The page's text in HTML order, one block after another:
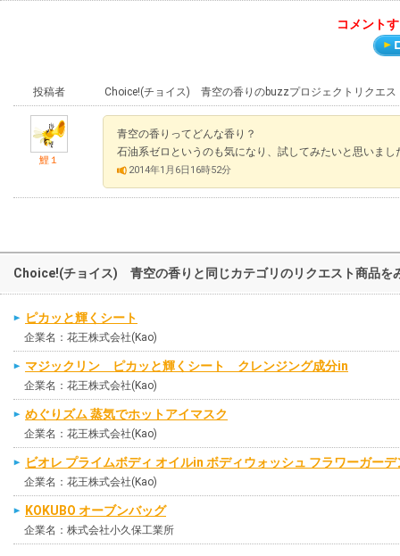
コメント
投稿者 Choice!(チョイス) 青空の香りのbuzzプロジェクトリクエス
鯉１
青空の香りってどんな香り？
石油系ゼロというのも気になり、試してみたいと思いまし
2014年1月6日16時52分
Choice!(チョイス) 青空の香りと同じカテゴリのリクエスト商品を
ピカッと輝くシート
企業名：花王株式会社(Kao)
マジックリン ピカッと輝くシート クレンジング成分in
企業名：花王株式会社(Kao)
めぐりズム 蒸気でホットアイマスク
企業名：花王株式会社(Kao)
ビオレ プライムボディ オイルin ボディウォッシュ フラワーガー
企業名：花王株式会社(Kao)
KOKUBO オーブンバッグ
企業名：株式会社小久保工業所